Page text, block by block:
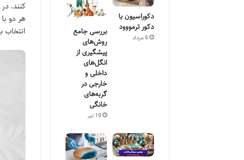
کنند.
هر دو
انتخاب
دکوراسیون با
دکور ترمووود
6 مرداد
بررسی جامع
روش‌های
پیشگیری از
انگل‌های
داخلی و
خارجی در
گربه‌های
خانگی
19 تیر